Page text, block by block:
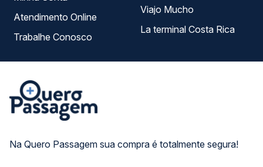
Na Quero Passagem sua compra é totalmente segura!
Atendimento Online
Trabalhe Conosco
Viajo Mucho
La terminal Costa Rica